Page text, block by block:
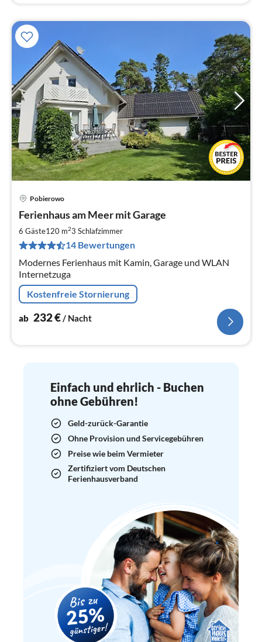
Pobierowo
Ferienhaus am Meer mit Garage
6 Gäste120 m23 Schlafzimmer
14 Bewertungen
Modernes Ferienhaus mit Kamin, Garage und WLAN
Internetzuga
Kostenfreie Stornierung
ab 232€/ Nacht
Einfach und ehrlich - Buchen
ohne Gebühren!
Geld-zurück-Garantie
Ohne Provision und Servicegebühren
Preise wie beim Vermieter
Zertifiziert vom Deutschen
Ferienhausverband